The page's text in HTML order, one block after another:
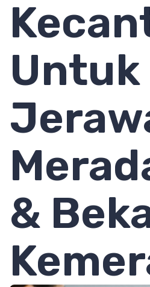
Untuk
&